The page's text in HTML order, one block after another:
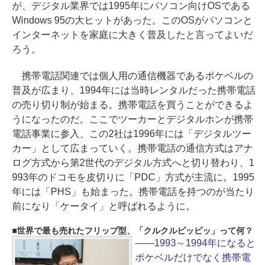
が、デジタル業界では1995年にパソコン向けOSである
Windows 95の大ヒットがあった。このOSがパソコンと
インターネットを家庭に大きく普及したと言ってよいだ
ろう。
携帯電話関連では個人用の通信機器であるポケベルの
普及が広まり、1994年には当時レンタルだった携帯電話
の売り切り制が始まる。携帯電話を買うことができるよ
うになったのだ。ここでツーカーとデジタルホンが携帯
電話事業に参入、この2社は1996年には「デジタルツー
カー」として広まっていく。携帯電話の通信方式はアナ
ログ方式から第2世代のデジタル方式へと切り替わり、1
993年のドコモを皮切りに「PDC」方式が主流に。1995
年には「PHS」も始まった。携帯電話を持つのが当たり
前になり「ケータイ」と呼ばれるように。
世界で最も売れたフリップ型、「クルクルピッピッ」って何？
――1993～1994年になると
ポケベルだけでなく携帯電